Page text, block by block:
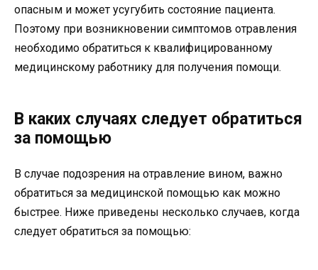
опасным и может усугубить состояние пациента.
Поэтому при возникновении симптомов отравления
необходимо обратиться к квалифицированному
медицинскому работнику для получения помощи.
В каких случаях следует обратиться
за помощью
В случае подозрения на отравление вином, важно
обратиться за медицинской помощью как можно
быстрее. Ниже приведены несколько случаев, когда
следует обратиться за помощью: